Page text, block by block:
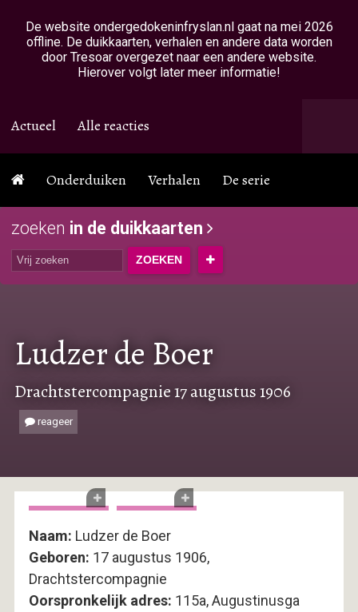
De website ondergedokeninfryslan.nl gaat na mei 2026
offline. De duikkaarten, verhalen en andere data worden
door Tresoar overgezet naar een andere website.
Hierover volgt later meer informatie!
Actueel Alle reacties
Onderduiken Verhalen De serie
zoeken in de duikkaarten
Ludzer de Boer
Drachtstercompagnie 17 augustus 1906
reageer
Naam: Ludzer de Boer
Geboren: 17 augustus 1906,
Drachtstercompagnie
Oorspronkelijk adres: 115a, Augustinusga